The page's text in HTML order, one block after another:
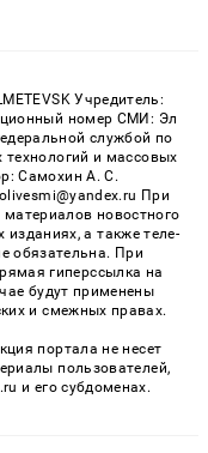
Учредитель:
номер СМИ: Эл
службой по
и массовых
Самохин А. С.
При
новостного
а также теле-
обязательна. При
гиперссылка на
будут применены
и смежных правах.
портала не несет
пользователей,
и его субдоменах.